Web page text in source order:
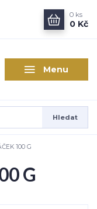
Menu
Hledat
0 ks
0 Kč
100 G
G